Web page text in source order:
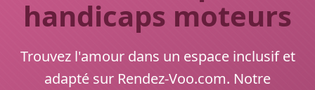
handicaps moteurs
Trouvez l'amour dans un espace inclusif et
adapté sur Rendez-Voo.com. Notre